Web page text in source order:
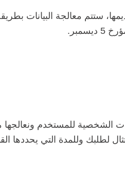
ستتم معالجة البيانات
الشخصية للمستخدم